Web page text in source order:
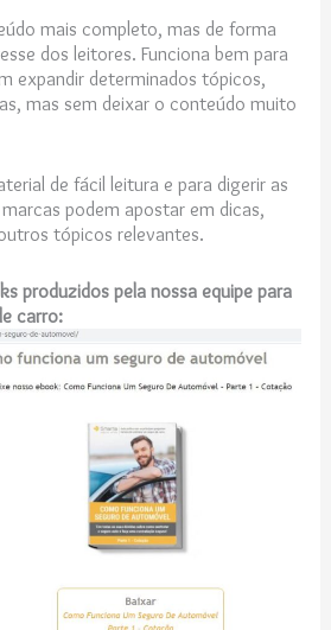
mais completo, mas de forma
dos leitores. Funciona bem para
expandir determinados tópicos,
mas sem deixar o conteúdo muito
de fácil leitura e para digerir as
podem apostar em dicas,
tópicos relevantes.
produzidos pela nossa equipe para
carro: